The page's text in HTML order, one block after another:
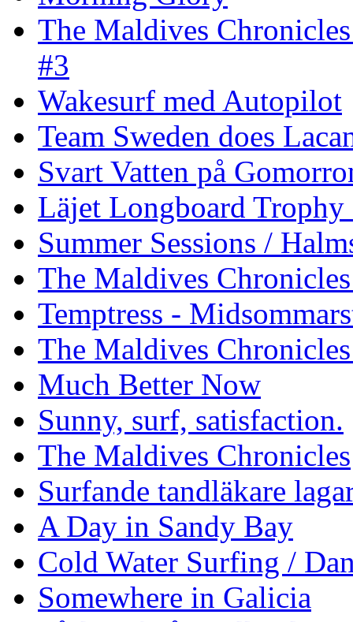
The Maldives
#3
Wakesurf med Autopilot
Team Sweden does
Svart Vatten på
Läjet Longboard
Summer Sessions /
The Maldives
Temptress -
The Maldives
Much Better Now
Sunny, surf, satisfaction.
The Maldives Chronicles
Surfande tandläkare
A Day in Sandy Bay
Cold Water Surfing /
Somewhere in Galicia